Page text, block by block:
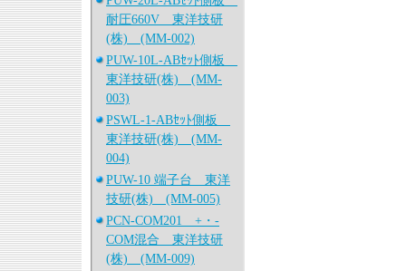
耐圧660V 東洋技研
(株) (MM-002)
PUW-10L-ABｾｯﾄ側板
東洋技研(株) (MM-
003)
PSWL-1-ABｾｯﾄ側板
東洋技研(株) (MM-
004)
PUW-10 端子台 東洋
技研(株) (MM-005)
PCN-COM201 +・-
COM混合 東洋技研
(株) (MM-009)